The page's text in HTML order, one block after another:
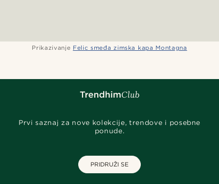
Prikazivanje Felic smeđa zimska kapa Montagna
Prvi saznaj za nove kolekcije, trendove i posebne
ponude.
PRIDRUŽI SE